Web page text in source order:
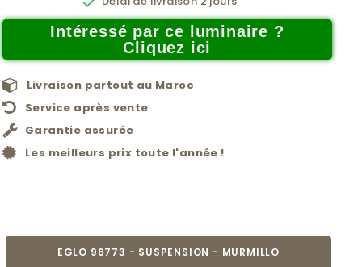
Intéressé par ce luminaire ?
Cliquez ici
Livraison partout au Maroc
Service après vente
Garantie assurée
Les meilleurs prix toute l'année !
EGLO 96773 - SUSPENSION - MURMILLO